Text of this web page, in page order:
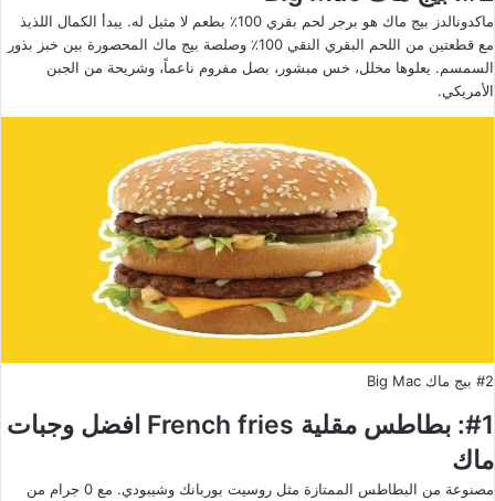
ماكدونالدز بيج ماك هو برجر لحم بقري 100٪ بطعم لا مثيل له. يبدأ الكمال اللذيذ
مع قطعتين من اللحم البقري النقي 100٪ وصلصة بيج ماك المحصورة بين خبز بذور
السمسم. يعلوها مخلل، خس مبشور، بصل مفروم ناعماً، وشريحة من الجبن
الأمريكي.
#2 بيج ماك Big Mac
#1: بطاطس مقلية French fries افضل وجبات
ماك
مصنوعة من البطاطس الممتازة مثل روسيت بوربانك وشيبودي. مع 0 جرام من